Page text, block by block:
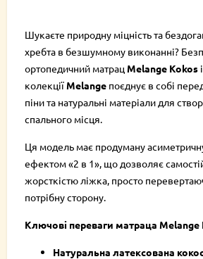
Шукаєте природну міцність та
хребта в безшумному виконанні?
ортопедичний матрац Melange Kokos
колекції Melange поєднує в собі
піни та натуральні матеріали для
спального місця.
Ця модель має продуману
ефектом «2 в 1», що дозволяє
жорсткістю ліжка, просто
потрібну сторону.
Ключові переваги матраца Melange
Натуральна латексована